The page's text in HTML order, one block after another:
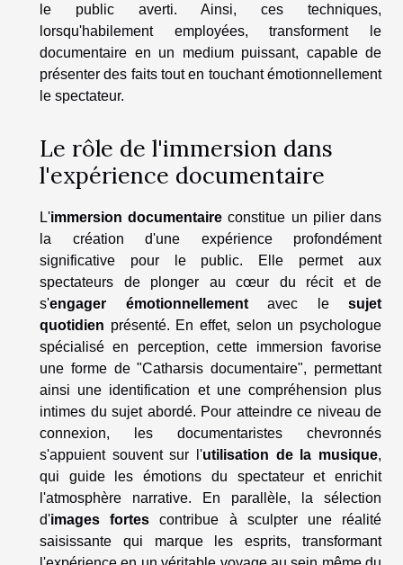
le public averti. Ainsi, ces techniques,
lorsqu'habilement employées, transforment le
documentaire en un medium puissant, capable de
présenter des faits tout en touchant émotionnellement
le spectateur.
Le rôle de l'immersion dans
l'expérience documentaire
L'immersion documentaire constitue un pilier dans
la création d'une expérience profondément
significative pour le public. Elle permet aux
spectateurs de plonger au cœur du récit et de
s'engager émotionnellementavec le sujet
quotidien présenté. En effet, selon un psychologue
spécialisé en perception, cette immersion favorise
une forme de "Catharsis documentaire", permettant
ainsi une identification et une compréhension plus
intimes du sujet abordé. Pour atteindre ce niveau de
connexion, les documentaristes chevronnés
s'appuient souvent sur l'utilisation de la musique,
qui guide les émotions du spectateur et enrichit
l'atmosphère narrative. En parallèle, la sélection
d'images fortes contribue à sculpter une réalité
saisissante qui marque les esprits, transformant